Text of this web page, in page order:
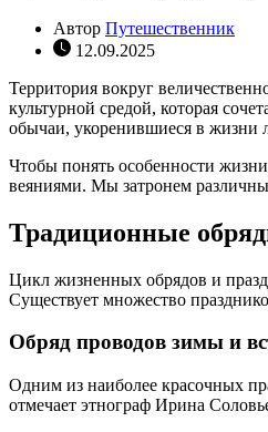
Автор Путешественник
12.09.2025
Территория вокруг
культурной средой, которая
обычаи, укоренившиеся в жизни
Чтобы понять особенности
веяниями. Мы затронем
Традиционные
Цикл жизненных обрядов и
Существует множество
Обряд проводов зимы и
Одним из наиболее красочных
отмечает этнограф Ирина